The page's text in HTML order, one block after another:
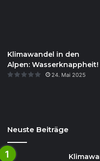
Klimawandel in den
Alpen: Wasserknappheit!
24. Mai 2025
Neuste Beiträge